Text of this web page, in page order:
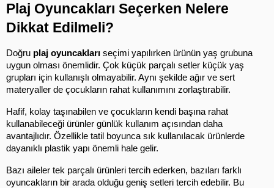
Plaj Oyuncakları Seçerken Nelere
Dikkat Edilmeli?
Doğru plaj oyuncakları seçimi yapılırken ürünün yaş grubuna
uygun olması önemlidir. Çok küçük parçalı setler küçük yaş
grupları için kullanışlı olmayabilir. Aynı şekilde ağır ve sert
materyaller de çocukların rahat kullanımını zorlaştırabilir.
Hafif, kolay taşınabilen ve çocukların kendi başına rahat
kullanabileceği ürünler günlük kullanım açısından daha
avantajlıdır. Özellikle tatil boyunca sık kullanılacak ürünlerde
dayanıklı plastik yapı önemli hale gelir.
Bazı aileler tek parçalı ürünleri tercih ederken, bazıları farklı
oyuncakların bir arada olduğu geniş setleri tercih edebilir. Bu